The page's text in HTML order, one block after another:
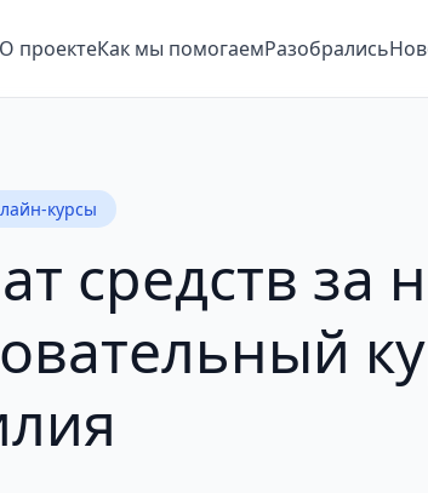
О проектеКак мы помогаемРазобрались
курсы
средств за